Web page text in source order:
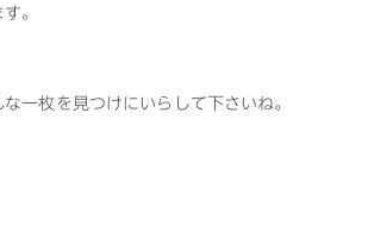
。
一枚を見つけにいらして下さいね。